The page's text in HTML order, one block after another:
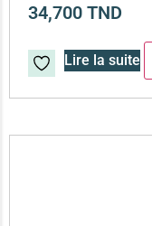
34,700 TND
Lire la suite